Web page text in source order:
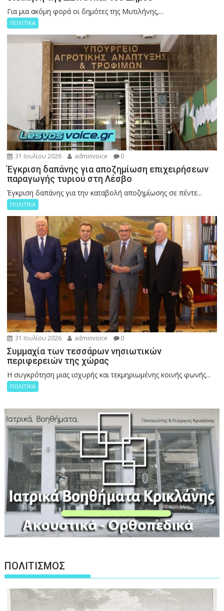
Για μια ακόμη φορά οι δημότες της Μυτιλήνης,...
ΠΟΛΙΤΙΚΑ
31 Ιουλίου 2026 adminvoice 0
Έγκριση δαπάνης για αποζημίωση επιχειρήσεων
παραγωγής τυριού στη Λέσβο
Έγκριση δαπάνης για την καταβολή αποζημίωσης σε πέντε...
ΠΟΛΙΤΙΚΑ
31 Ιουλίου 2026 adminvoice 0
Συμμαχία των τεσσάρων νησιωτικών
περιφερειών της χώρας
Η συγκρότηση μιας ισχυρής και τεκμηριωμένης κοινής φωνής...
ΠΟΛΙΤΙΚΑ
ΠΟΛΙΤΙΣΜΟΣ